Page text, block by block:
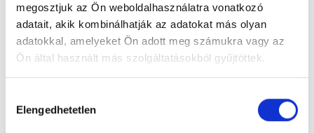
megosztjuk az Ön weboldalhasználatra vonatkozó
adatait, akik kombinálhatják az adatokat más olyan
adatokkal, amelyeket Ön adott meg számukra vagy az
Ön által használt más szolgáltatásokból gyűjtöttek.
szabályzat:https://foglaljorvost.hu/info/foglaljorvost-
kiválasztása
Elengedhetetlen
Aranybárka Idősek és Pszichiátriai Betegek Otthona